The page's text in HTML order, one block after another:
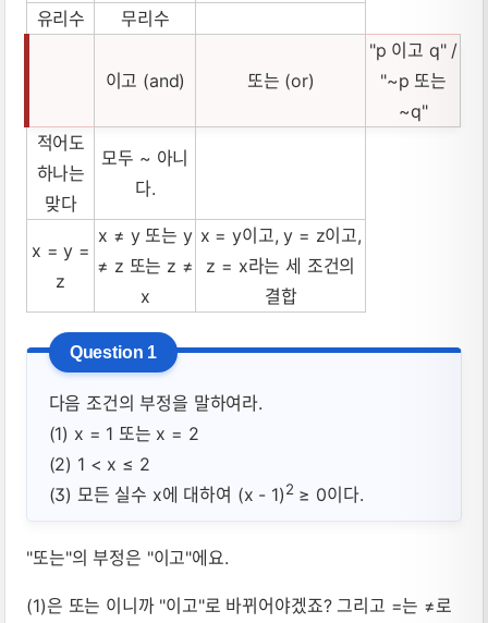
유리수
무리수
이고 (and) 또는 (or)
"p 이고 q" /
"~p 또는
~q"
적어도
하나는
맞다
모두 ~ 아니
다.
x = y =
z
x ≠ y 또는 y
≠ z 또는 z ≠
x
x = y이고, y = z이고,
z = x라는 세 조건의
결합
다음 조건의 부정을 말하여라.
(1) x = 1 또는 x = 2
(2) 1 < x ≤ 2
(3) 모든 실수 x에 대하여 (x - 1)2 ≥ 0이다.
"또는"의 부정은 "이고"에요.
(1)은 또는 이니까 "이고"로 바뀌어야겠죠? 그리고 =는 ≠로